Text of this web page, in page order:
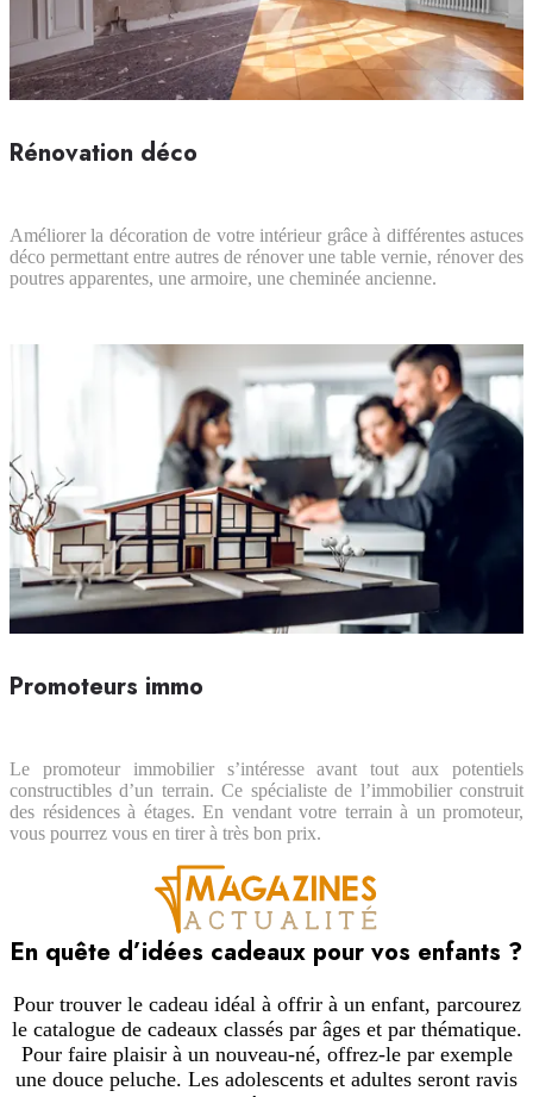
Rénovation déco
Améliorer la décoration de votre intérieur grâce à différentes astuces
déco permettant entre autres de rénover une table vernie, rénover des
poutres apparentes, une armoire, une cheminée ancienne.
Promoteurs immo
Le promoteur immobilier s’intéresse avant tout aux potentiels
constructibles d’un terrain. Ce spécialiste de l’immobilier construit
des résidences à étages. En vendant votre terrain à un promoteur,
vous pourrez vous en tirer à très bon prix.
En quête d’idées cadeaux pour vos enfants ?
Pour trouver le cadeau idéal à offrir à un enfant, parcourez
le catalogue de cadeaux classés par âges et par thématique.
Pour faire plaisir à un nouveau-né, offrez-le par exemple
une douce peluche. Les adolescents et adultes seront ravis